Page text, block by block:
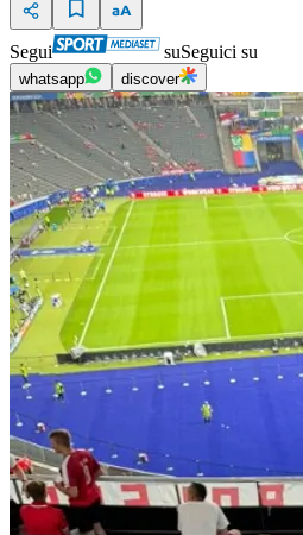
Segui suSeguici su
whatsapp discover